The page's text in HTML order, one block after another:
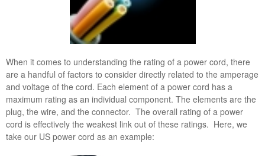
When it comes to understanding the rating of a power cord, there
are a handful of factors to consider directly related to the amperage
and voltage of the cord. Each element of a power cord has a
maximum rating as an individual component. The elements are the
plug, the wire, and the connector. The overall rating of a power
cord is effectively the weakest link out of these ratings. Here, we
take our US power cord as an example: